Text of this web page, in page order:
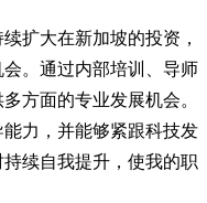
扩大在新加坡的投资，
。通过内部培训、导师
方面的专业发展机会。
力，并能够紧跟科技发
续自我提升，使我的职